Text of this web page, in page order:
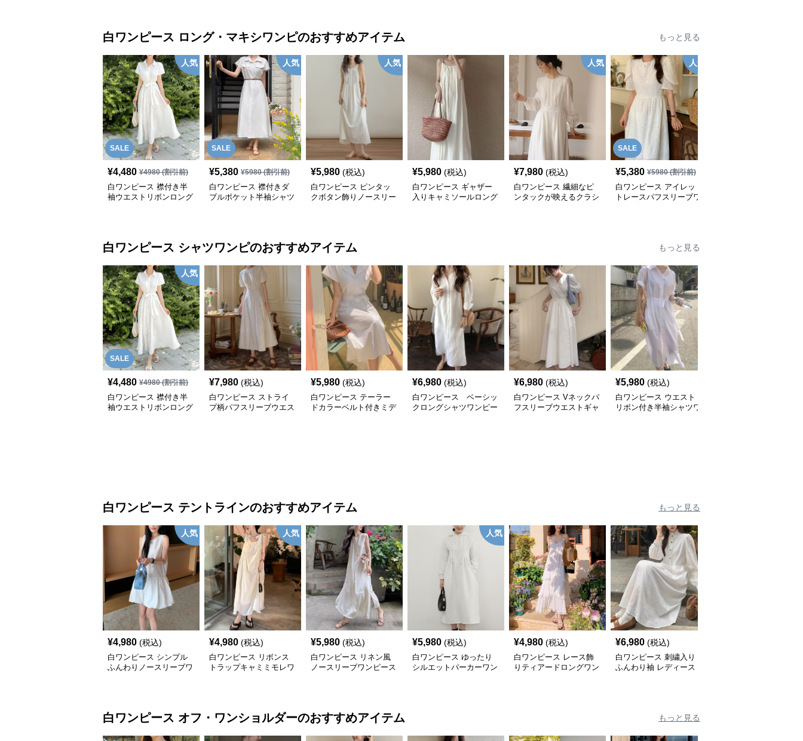
白ワンピース ロング・マキシワンピのおすすめアイテム もっと見る
SALE
人気
¥4,480 ¥4980(割引前)
白ワンピース 襟付き半
袖ウエストリボンロング
SALE
人気
¥5,380 ¥5980(割引前)
白ワンピース 襟付きダ
ブルポケット半袖シャツ
人気
¥5,980 (税込)
白ワンピース ピンタッ
クボタン飾りノースリー
¥5,980 (税込)
白ワンピース ギャザー
入りキャミソールロング
人気
¥7,980 (税込)
白ワンピース 繊細なピ
ンタックが映えるクラシ
SALE
人気
¥5,380 ¥5980(割引前)
白ワンピース アイレッ
トレースパフスリーブワ
白ワンピース シャツワンピのおすすめアイテム もっと見る
SALE
人気
¥4,480 ¥4980(割引前)
白ワンピース 襟付き半
袖ウエストリボンロング
¥7,980 (税込)
白ワンピース ストライ
プ柄パフスリーブウエス
¥5,980 (税込)
白ワンピース テーラー
ドカラーベルト付きミデ
¥6,980 (税込)
白ワンピース ベーシッ
クロングシャツワンピー
¥6,980 (税込)
白ワンピース Vネックパ
フスリーブウエストギャ
¥5,980 (税込)
白ワンピース ウエスト
リボン付き半袖シャツワ
白ワンピース テントラインのおすすめアイテム もっと見る
人気
¥4,980 (税込)
白ワンピース シンプル
ふんわりノースリーブワ
人気
¥4,980 (税込)
白ワンピース リボンス
トラップキャミミモレワ
¥5,980 (税込)
白ワンピース リネン風
ノースリーブワンピース
人気
¥5,980 (税込)
白ワンピース ゆったり
シルエットパーカーワン
¥4,980 (税込)
白ワンピース レース飾
りティアードロングワン
¥6,980 (税込)
白ワンピース 刺繍入り
ふんわり袖 レディース
白ワンピース オフ・ワンショルダーのおすすめアイテム もっと見る